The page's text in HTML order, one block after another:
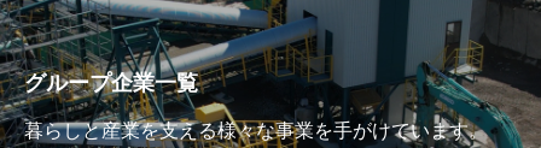
グループ企業一覧
暮らしと産業を支える様々な事業を手がけています。